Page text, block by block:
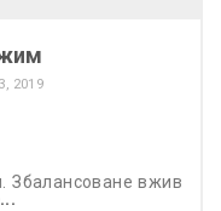
3, 2019
Збалансоване вжив